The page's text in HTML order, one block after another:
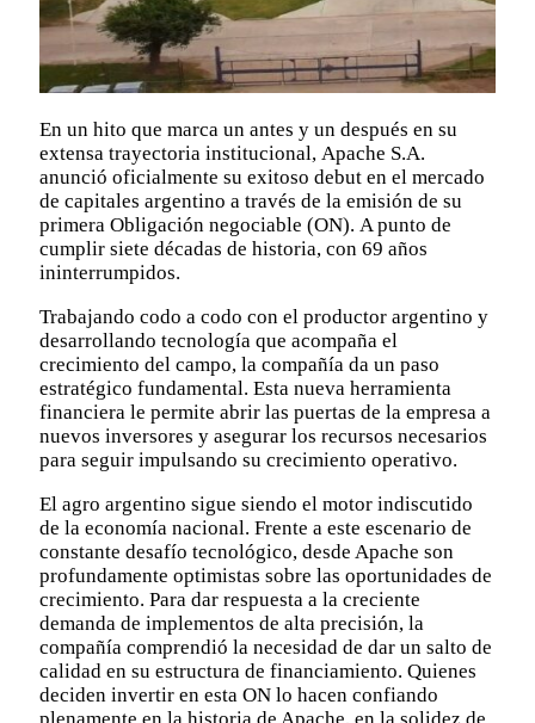
En un hito que marca un antes y un después en su
extensa trayectoria institucional, Apache S.A.
anunció oficialmente su exitoso debut en el mercado
de capitales argentino a través de la emisión de su
primera Obligación negociable (ON). A punto de
cumplir siete décadas de historia, con 69 años
ininterrumpidos.
Trabajando codo a codo con el productor argentino y
desarrollando tecnología que acompaña el
crecimiento del campo, la compañía da un paso
estratégico fundamental. Esta nueva herramienta
financiera le permite abrir las puertas de la empresa a
nuevos inversores y asegurar los recursos necesarios
para seguir impulsando su crecimiento operativo.
El agro argentino sigue siendo el motor indiscutido
de la economía nacional. Frente a este escenario de
constante desafío tecnológico, desde Apache son
profundamente optimistas sobre las oportunidades de
crecimiento. Para dar respuesta a la creciente
demanda de implementos de alta precisión, la
compañía comprendió la necesidad de dar un salto de
calidad en su estructura de financiamiento. Quienes
deciden invertir en esta ON lo hacen confiando